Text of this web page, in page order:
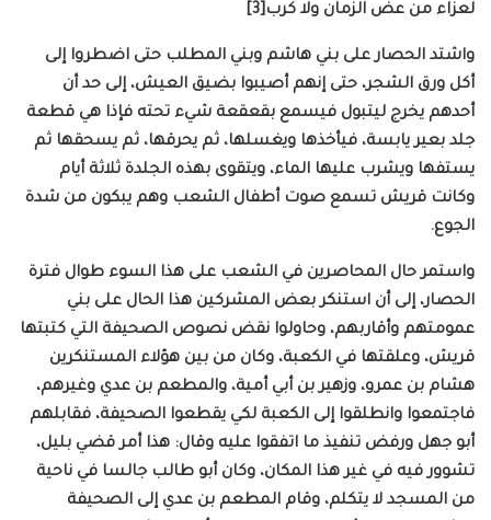
لعزاء من عض الزمان ولا كرب[3]
واشتد الحصار على بني هاشم وبني المطلب حتى اضطروا إلى
أكل ورق الشجر، حتى إنهم أصيبوا بضيق العيش، إلى حد أن
أحدهم يخرج ليتبول فيسمع بقعقعة شيء تحته فإذا هي قطعة
جلد بعير يابسة، فيأخذها ويغسلها، ثم يحرقها، ثم يسحقها ثم
يستفها ويشرب عليها الماء، ويتقوى بهذه الجلدة ثلاثة أيام
وكانت قريش تسمع صوت أطفال الشعب وهم يبكون من شدة
الجوع.
واستمر حال المحاصرين في الشعب على هذا السوء طوال فترة
الحصار، إلى أن استنكر بعض المشركين هذا الحال على بني
عمومتهم وأقاربهم، وحاولوا نقض نصوص الصحيفة التي كتبتها
قريش، وعلقتها في الكعبة، وكان من بين هؤلاء المستنكرين
هشام بن عمرو، وزهير بن أبي أمية، والمطعم بن عدي وغيرهم،
فاجتمعوا وانطلقوا إلى الكعبة لكي يقطعوا الصحيفة، فقابلهم
أبو جهل ورفض تنفيذ ما اتفقوا عليه وقال: هذا أمر قضي بليل،
تشوور فيه في غير هذا المكان، وكان أبو طالب جالسا في ناحية
من المسجد لا يتكلم، وقام المطعم بن عدي إلى الصحيفة